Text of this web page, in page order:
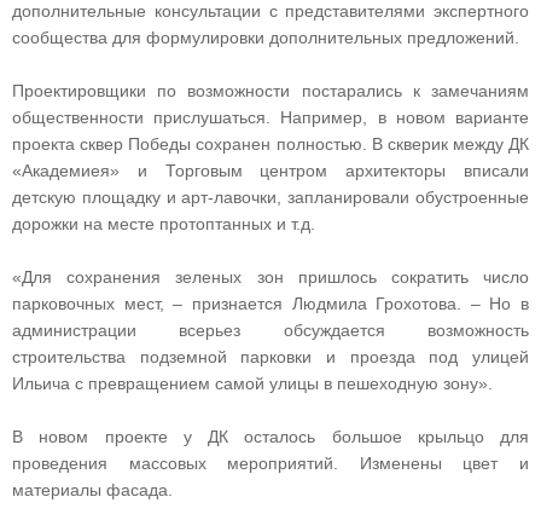
дополнительные консультации с представителями экспертного
сообщества для формулировки дополнительных предложений.
Проектировщики по возможности постарались к замечаниям
общественности прислушаться. Например, в новом варианте
проекта сквер Победы сохранен полностью. В скверик между ДК
«Академиея» и Торговым центром архитекторы вписали
детскую площадку и арт-лавочки, запланировали обустроенные
дорожки на месте протоптанных и т.д.
«Для сохранения зеленых зон пришлось сократить число
парковочных мест, – признается Людмила Грохотова. – Но в
администрации всерьез обсуждается возможность
строительства подземной парковки и проезда под улицей
Ильича с превращением самой улицы в пешеходную зону».
В новом проекте у ДК осталось большое крыльцо для
проведения массовых мероприятий. Изменены цвет и
материалы фасада.